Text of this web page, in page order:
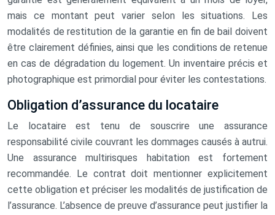
mais ce montant peut varier selon les situations. Les
modalités de restitution de la garantie en fin de bail doivent
être clairement définies, ainsi que les conditions de retenue
en cas de dégradation du logement. Un inventaire précis et
photographique est primordial pour éviter les contestations.
Obligation d’assurance du locataire
Le locataire est tenu de souscrire une assurance
responsabilité civile couvrant les dommages causés à autrui.
Une assurance multirisques habitation est fortement
recommandée. Le contrat doit mentionner explicitement
cette obligation et préciser les modalités de justification de
l’assurance. L’absence de preuve d’assurance peut justifier la